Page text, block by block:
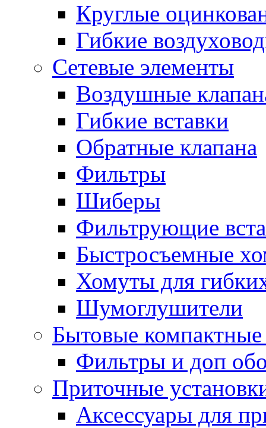
Круглые
Гибкие
Сетевые элементы
Воздушные
Гибкие вставки
Обратные клапана
Фильтры
Шиберы
Фильтрующие
Быстросъемные
Хомуты для
Шумоглушители
Бытовые
Фильтры и доп
Приточные
Аксессуары для